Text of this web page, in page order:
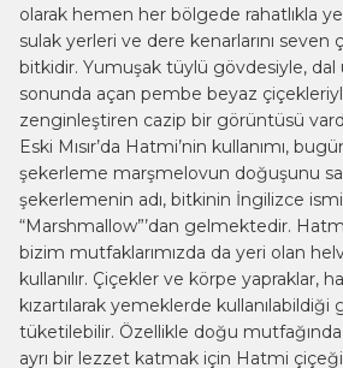
olarak hemen her bölgede rahatlıkla
sulak yerleri ve dere kenarlarını seven
bitkidir. Yumuşak tüylü gövdesiyle, dal
sonunda açan pembe beyaz
zenginleştiren cazip bir görüntüsü
Eski Mısır’da Hatmi’nin kullanımı,
şekerleme marşmelovun doğuşunu
şekerlemenin adı, bitkinin İngilizce
“Marshmallow”’dan gelmektedir.
bizim mutfaklarımızda da yeri olan
kullanılır. Çiçekler ve körpe yapraklar,
kızartılarak yemeklerde kullanılabildiği
tüketilebilir. Özellikle doğu mutfağında
ayrı bir lezzet katmak için Hatmi